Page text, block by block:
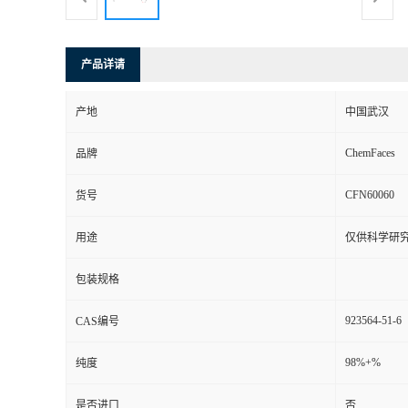
产品详请
产地 中国武汉
品牌 ChemFaces
货号 CFN60060
用途 仅供科学研
包装规格
CAS编号 923564-51-6
纯度 98%+%
是否进口 否